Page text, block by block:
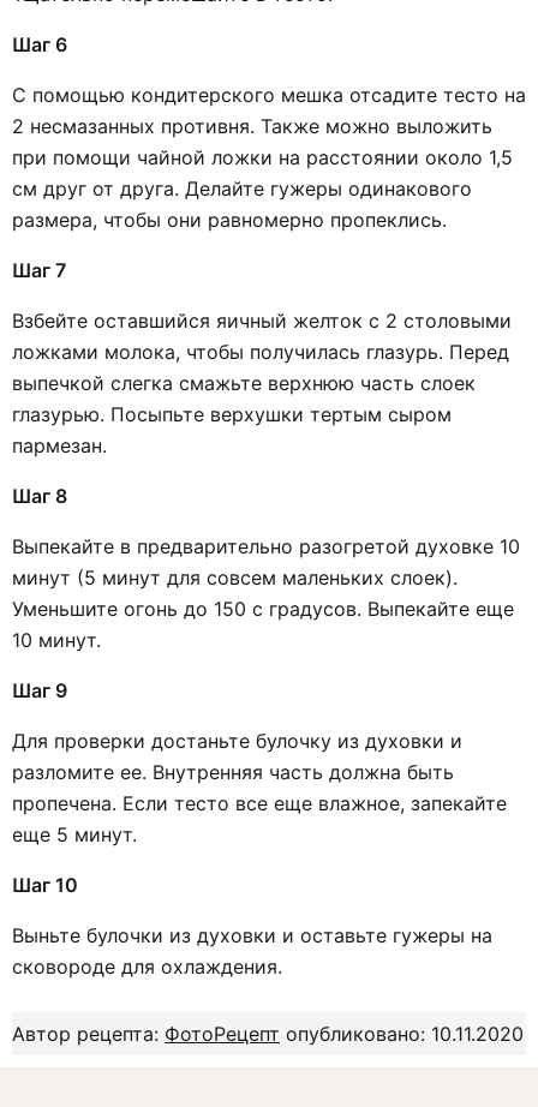
Шаг 6
С помощью кондитерского мешка отсадите тесто на
2 несмазанных противня. Также можно выложить
при помощи чайной ложки на расстоянии около 1,5
см друг от друга. Делайте гужеры одинакового
размера, чтобы они равномерно пропеклись.
Шаг 7
Взбейте оставшийся яичный желток с 2 столовыми
ложками молока, чтобы получилась глазурь. Перед
выпечкой слегка смажьте верхнюю часть слоек
глазурью. Посыпьте верхушки тертым сыром
пармезан.
Шаг 8
Выпекайте в предварительно разогретой духовке 10
минут (5 минут для совсем маленьких слоек).
Уменьшите огонь до 150 с градусов. Выпекайте еще
10 минут.
Шаг 9
Для проверки достаньте булочку из духовки и
разломите ее. Внутренняя часть должна быть
пропечена. Если тесто все еще влажное, запекайте
еще 5 минут.
Шаг 10
Выньте булочки из духовки и оставьте гужеры на
сковороде для охлаждения.
Автор рецепта: ФотоРецепт опубликовано: 10.11.2020